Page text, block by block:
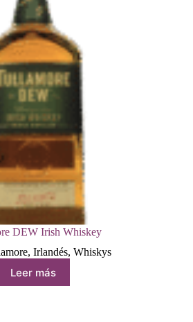
DEW Irish Whiskey
, Irlandés, Whiskys
Leer más